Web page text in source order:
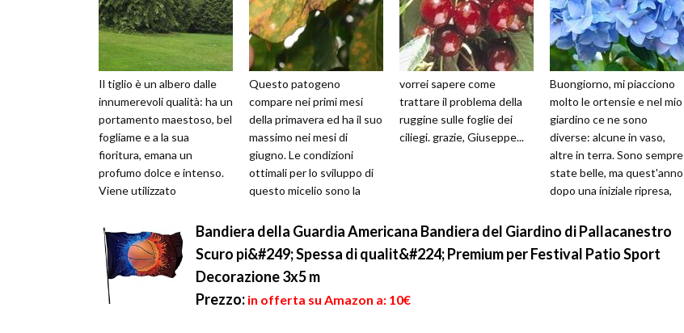
Il tiglio è un albero dalle
innumerevoli qualità: ha un
portamento maestoso, bel
fogliame e a la sua
fioritura, emana un
profumo dolce e intenso.
Viene utilizzato
i viali, m...
Questo patogeno
compare nei primi mesi
della primavera ed ha il suo
massimo nei mesi di
giugno. Le condizioni
ottimali per lo sviluppo di
questo micelio sono la
temperature che vari...
vorrei sapere come
trattare il problema della
ruggine sulle foglie dei
ciliegi. grazie, Giuseppe...
Buongiorno, mi piacciono
molto le ortensie e nel mio
giardino ce ne sono
diverse: alcune in vaso,
altre in terra. Sono sempre
state belle, ma quest'anno
dopo una iniziale ripresa,
Bandiera della Guardia Americana Bandiera del Giardino di Pallacanestro
Scuro pi&#249; Spessa di qualit&#224; Premium per Festival Patio Sport
Decorazione 3x5 m
Prezzo: in offerta su Amazon a: 10€